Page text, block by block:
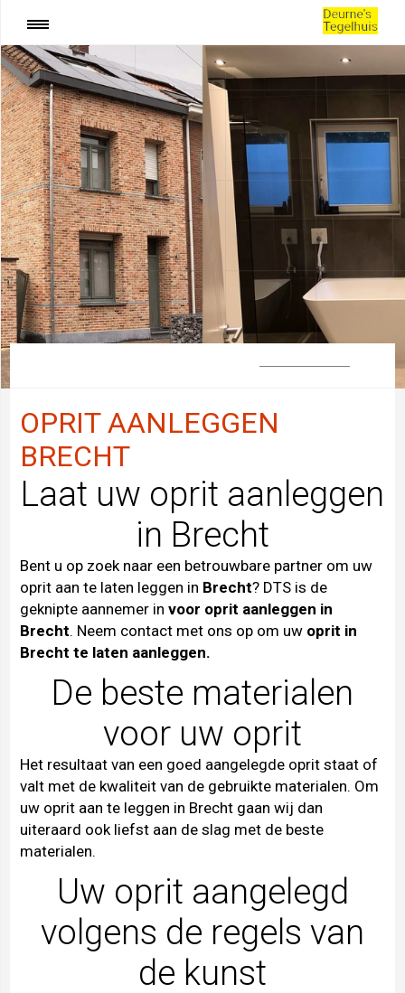
:Oprit aanleggen Brecht SHARE
OPRIT AANLEGGEN
BRECHT
Laat uw oprit aanleggen
in Brecht
Bent u op zoek naar een betrouwbare partner om uw
oprit aan te laten leggen in Brecht? DTS is de
geknipte aannemer in voor oprit aanleggen in
Brecht. Neem contact met ons op om uw oprit in
Brecht te laten aanleggen.
De beste materialen
voor uw oprit
Het resultaat van een goed aangelegde oprit staat of
valt met de kwaliteit van de gebruikte materialen. Om
uw oprit aan te leggen in Brecht gaan wij dan
uiteraard ook liefst aan de slag met de beste
materialen.
Uw oprit aangelegd
volgens de regels van
de kunst